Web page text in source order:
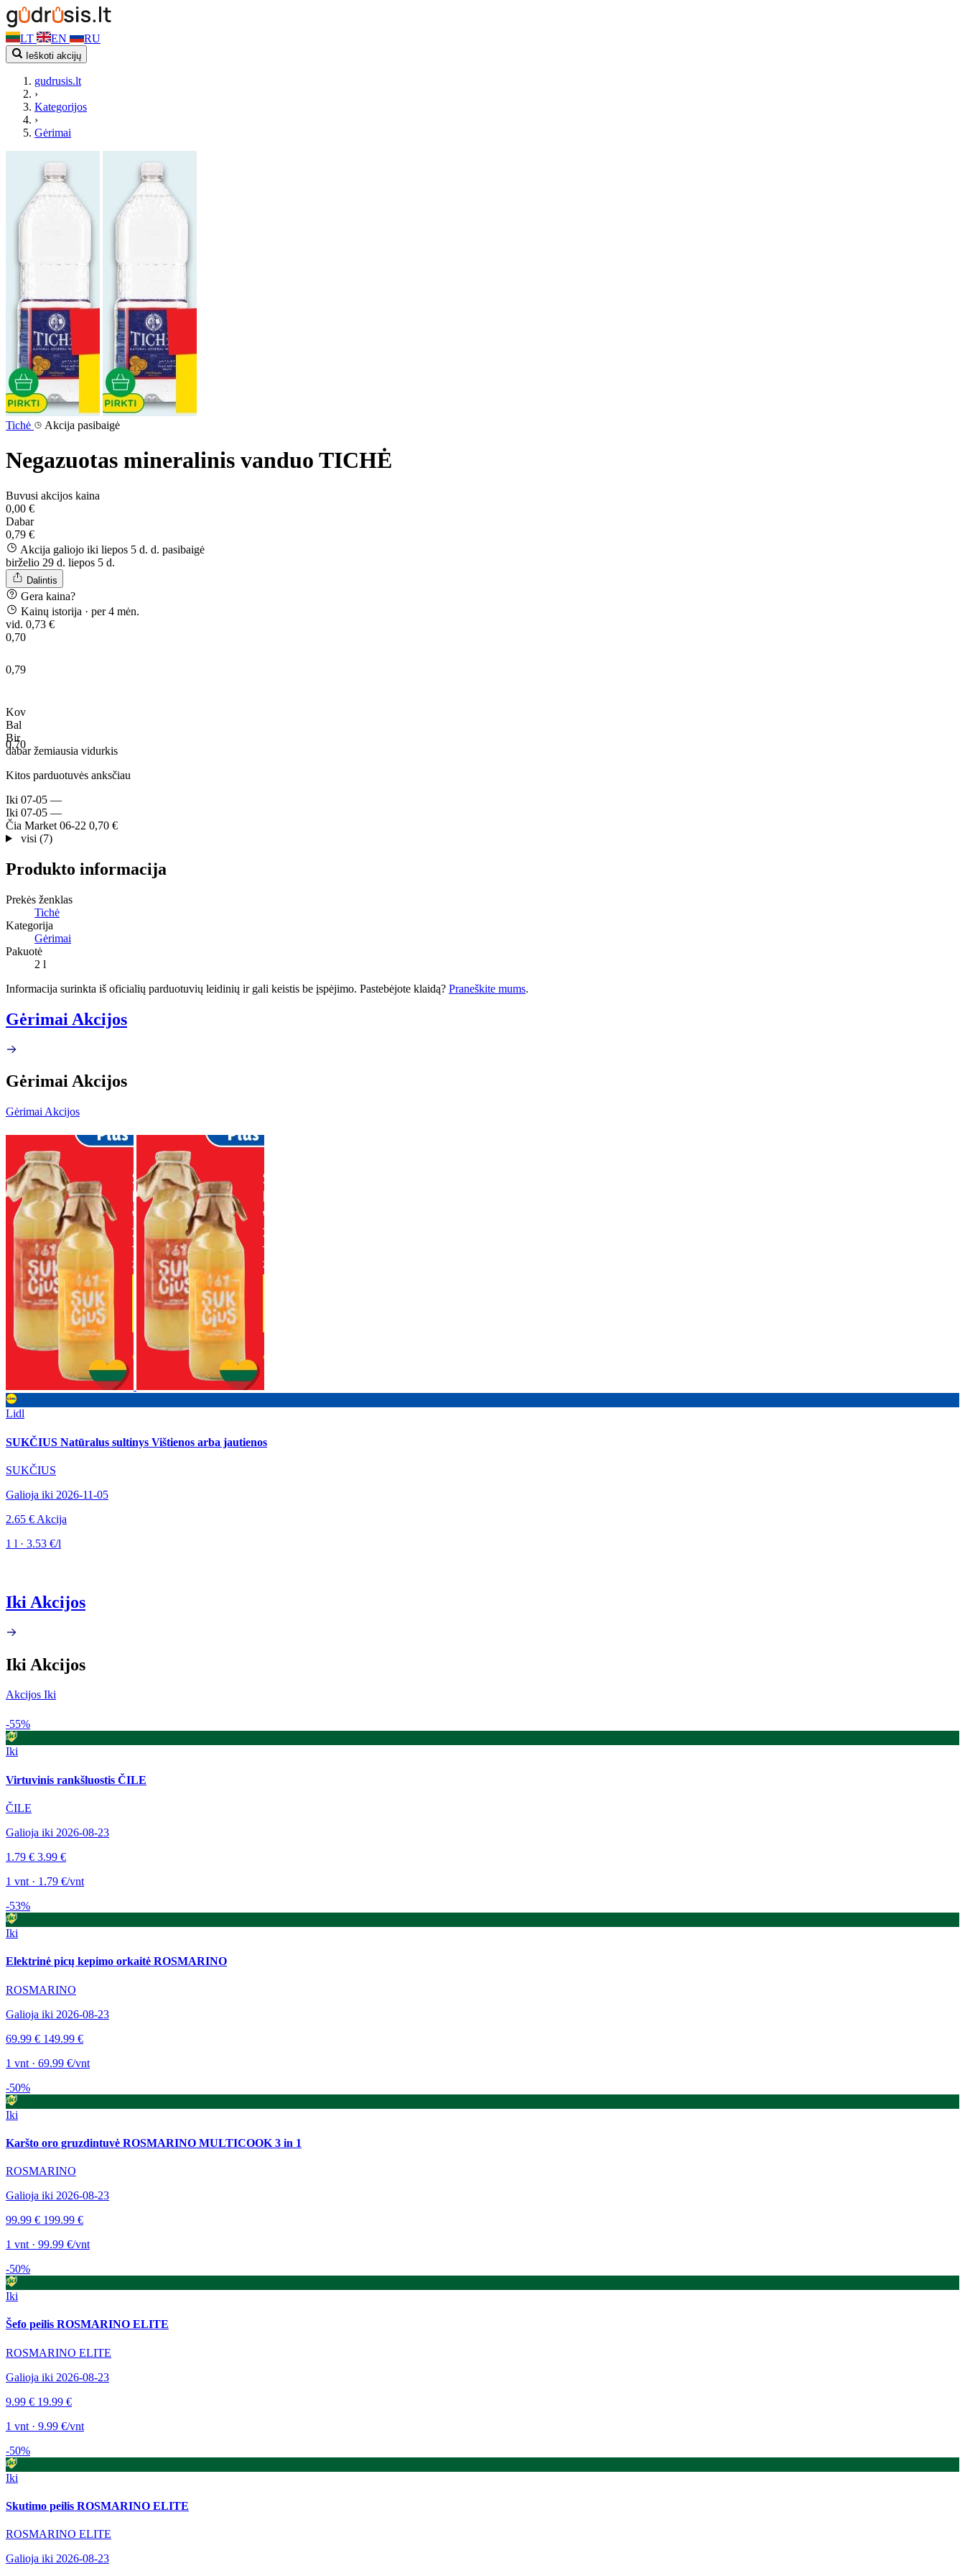
LT EN RU
Ieškoti akcijų
gudrusis.lt
›
Kategorijos
›
Gėrimai
Tichė Akcija pasibaigė
Negazuotas mineralinis vanduo TICHĖ
Buvusi akcijos kaina
0,00 €
Dabar
0,79 €
Akcija galiojo iki liepos 5 d. d. pasibaigė
birželio 29 d. liepos 5 d.
Dalintis
Gera kaina?
Kainų istorija · per 4 mėn.
vid. 0,73 €
0,70
0,79
0,70
Kov
Bal
Bir
dabaržemiausia vidurkis
Kitos parduotuvės anksčiau
Iki 07-05 —
Iki 07-05 —
Čia Market 06-22 0,70 €
visi (7)
Produkto informacija
Prekės ženklas
Tichė
Kategorija
Gėrimai
Pakuotė
2 l
Informacija surinkta iš oficialių parduotuvių leidinių ir gali keistis be įspėjimo. Pastebėjote klaidą? Praneškite mums.
Gėrimai Akcijos
Gėrimai Akcijos
Gėrimai Akcijos
Lidl
SUKČIUS Natūralus sultinys Vištienos arba jautienos
SUKČIUS
Galioja iki 2026-11-05
2.65 € Akcija
1 l · 3.53 €/l
Iki Akcijos
Iki Akcijos
Akcijos Iki
-55%
Iki
Virtuvinis rankšluostis ČILE
ČILE
Galioja iki 2026-08-23
1.79 € 3.99 €
1 vnt · 1.79 €/vnt
-53%
Iki
Elektrinė picų kepimo orkaitė ROSMARINO
ROSMARINO
Galioja iki 2026-08-23
69.99 € 149.99 €
1 vnt · 69.99 €/vnt
-50%
Iki
Karšto oro gruzdintuvė ROSMARINO MULTICOOK 3 in 1
ROSMARINO
Galioja iki 2026-08-23
99.99 € 199.99 €
1 vnt · 99.99 €/vnt
-50%
Iki
Šefo peilis ROSMARINO ELITE
ROSMARINO ELITE
Galioja iki 2026-08-23
9.99 € 19.99 €
1 vnt · 9.99 €/vnt
-50%
Iki
Skutimo peilis ROSMARINO ELITE
ROSMARINO ELITE
Galioja iki 2026-08-23